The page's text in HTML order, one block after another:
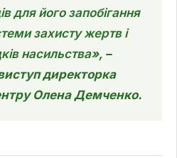
для його запобігання
захисту жертв і
насильства», –
директорка
Олена Демченко.